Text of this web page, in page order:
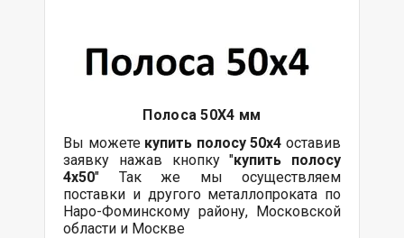
Полоса 50Х4 мм
Вы можете купить полосу 50х4оставив
заявку нажав кнопку "купить полосу
4х50" Так же мы осуществляем
поставки и другого металлопроката по
Наро-Фоминскому району, Московской
области и Москве